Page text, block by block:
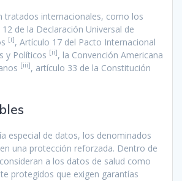
tratados internacionales, como los
de la Declaración Universal de
[i], Artículo 17 del Pacto Internacional
y Políticos [ii], la Convención Americana
[iii], artículo 33 de la Constitución
especial de datos, los denominados
una protección reforzada. Dentro de
a los datos de salud como
protegidos que exigen garantías